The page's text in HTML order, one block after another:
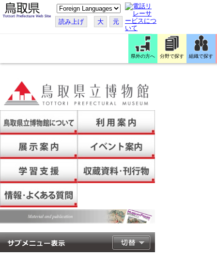
こ
の
ペ
ー
す
読み上げ 大 元
県外の方へ 分野で探す 組織で探す